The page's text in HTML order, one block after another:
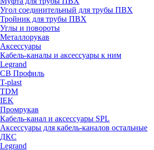
Угол соединительный для трубы ПВХ
Тройник для трубы ПВХ
Углы и повороты
Металлорукав
Аксессуары
Кабель-каналы и аксессуары к ним
Legrand
СВ Профиль
T-plast
TDM
IEK
Промрукав
Кабель-канал и аксессуары SPL
Аксессуары для кабель-каналов остальные
ДКС
Legrand